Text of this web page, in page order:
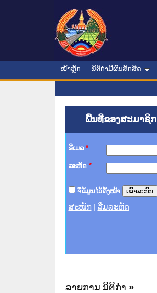
ໜ້າຫຼັກ ນິຕິກໍາມີຜົນສັກສິດ
ພື້ນທີ່ຂອງສະມາຊິກ
ອີເມລ *
ລະຫັດ *
ຈື່ຂໍ້ມູນໄວ້ຄັ້ງໜ້າ
ສະໝັກ ລືມລະຫັດ
ານສະພາປະຊາຊົນ ພາກເໜືອ
ທາງລັດຖະການ
ສຳລັບ ພາກກາງ
ສຳລັບ ພາກໃຕ້
ວິທະຍາຄານຕຳຫຼວດປະຊາຊົນ
ວິທະຍາຄານສັນຕິບານປະຊາຊົນ
ຂັ້ນແຂວງພາກເໜືອ
ານສະພາປະຊາຊົນ ພາກກາງ
ລາຍການ ນິຕິກໍາ »